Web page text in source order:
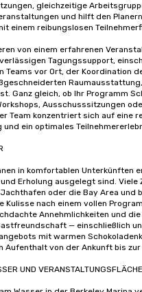
gleichzeitige
und hilft den
einem reibungslosen
von einem erfahrenen
Tagungssupport,
Teams vor Ort, der Koordination
Ganz gleich, ob Ihr Programm
Ausschusssitzungen
Team konzentriert sich auf eine
und ein optimales
in komfortablen Unterkünften
Erholung ausgelegt sind. Viele
oder die Bay Area und
Kulisse nach einem vollen
Annehmlichkeiten und
— einschließlich
mit warmen
Aufenthalt von der Ankunft bis zur
UND